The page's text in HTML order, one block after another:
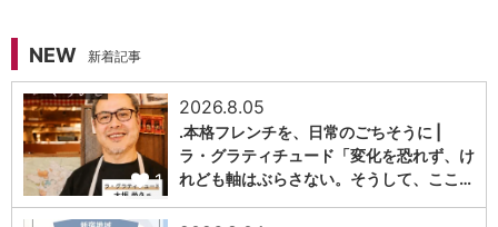
NEW 新着記事
1
2026.8.05
.本格フレンチを、日常のごちそうに |
ラ・グラティチュード「変化を恐れず、け
れども軸はぶらさない。そうして、ここ…